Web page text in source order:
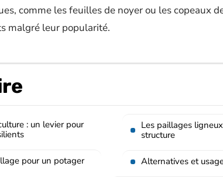
comme les feuilles de noyer ou les copeaux
malgré leur popularité.
: un levier pour
pour un potager
Les paillages
structure
Alternatives et